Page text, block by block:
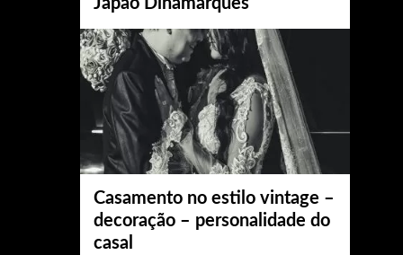
Japão Dinamarquês
Casamento no estilo vintage –
decoração – personalidade do
casal